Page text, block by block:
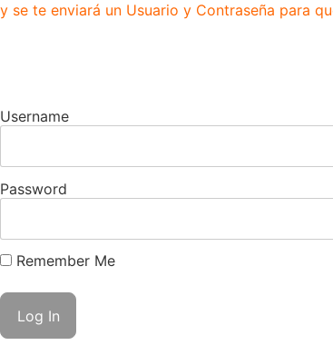
y se te enviará un Usuario y Contraseña para
Username
Password
Remember Me